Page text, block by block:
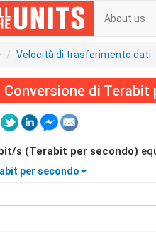
About us
Velocità di trasferimento dati
Conversione di
s (Terabit per secondo)
per secondo